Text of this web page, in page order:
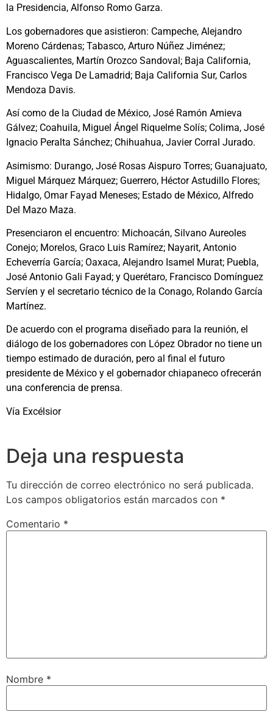
la Presidencia, Alfonso Romo Garza.
Los gobernadores que asistieron: Campeche, Alejandro
Moreno Cárdenas; Tabasco, Arturo Núñez Jiménez;
Aguascalientes, Martín Orozco Sandoval; Baja California,
Francisco Vega De Lamadrid; Baja California Sur, Carlos
Mendoza Davis.
Así como de la Ciudad de México, José Ramón Amieva
Gálvez; Coahuila, Miguel Ángel Riquelme Solís; Colima, José
Ignacio Peralta Sánchez; Chihuahua, Javier Corral Jurado.
Asimismo: Durango, José Rosas Aispuro Torres; Guanajuato,
Miguel Márquez Márquez; Guerrero, Héctor Astudillo Flores;
Hidalgo, Omar Fayad Meneses; Estado de México, Alfredo
Del Mazo Maza.
Presenciaron el encuentro: Michoacán, Silvano Aureoles
Conejo; Morelos, Graco Luis Ramírez; Nayarit, Antonio
Echeverría García; Oaxaca, Alejandro Isamel Murat; Puebla,
José Antonio Gali Fayad; y Querétaro, Francisco Domínguez
Servíen y el secretario técnico de la Conago, Rolando García
Martínez.
De acuerdo con el programa diseñado para la reunión, el
diálogo de los gobernadores con López Obrador no tiene un
tiempo estimado de duración, pero al final el futuro
presidente de México y el gobernador chiapaneco ofrecerán
una conferencia de prensa.
Vía Excélsior
Deja una respuesta
Tu dirección de correo electrónico no será publicada.
Los campos obligatorios están marcados con *
Comentario *
Nombre *